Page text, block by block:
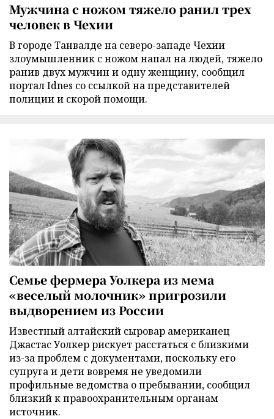
Мужчина с ножом тяжело ранил трех
человек в Чехии
В городе Танвалде на северо-западе Чехии
злоумышленник с ножом напал на людей, тяжело
ранив двух мужчин и одну женщину, сообщил
портал Idnes со ссылкой на представителей
полиции и скорой помощи.
Семье фермера Уолкера из мема
«веселый молочник» пригрозили
выдворением из России
Известный алтайский сыровар американец
Джастас Уолкер рискует расстаться с близкими
из-за проблем с документами, поскольку его
супруга и дети вовремя не уведомили
профильные ведомства о пребывании, сообщил
близкий к правоохранительным органам
источник.